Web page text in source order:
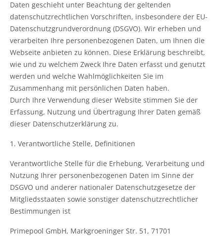
Daten geschieht unter Beachtung der geltenden
datenschutzrechtlichen Vorschriften, insbesondere der EU-
Datenschutzgrundverordnung (DSGVO). Wir erheben und
verarbeiten Ihre personenbezogenen Daten, um Ihnen die
Webseite anbieten zu können. Diese Erklärung beschreibt,
wie und zu welchem Zweck Ihre Daten erfasst und genutzt
werden und welche Wahlmöglichkeiten Sie im
Zusammenhang mit persönlichen Daten haben.
Durch Ihre Verwendung dieser Website stimmen Sie der
Erfassung, Nutzung und Übertragung Ihrer Daten gemäß
dieser Datenschutzerklärung zu.
1. Verantwortliche Stelle, Definitionen
Verantwortliche Stelle für die Erhebung, Verarbeitung und
Nutzung Ihrer personenbezogenen Daten im Sinne der
DSGVO und anderer nationaler Datenschutzgesetze der
Mitgliedsstaaten sowie sonstiger datenschutzrechtlicher
Bestimmungen ist
Primepool GmbH, Markgroeninger Str. 51, 71701